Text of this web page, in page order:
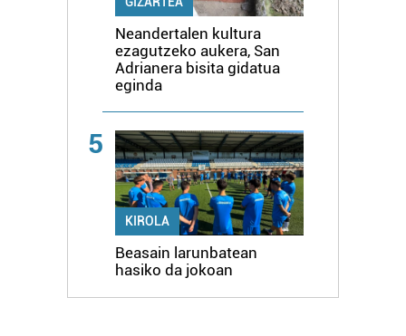
Neandertalen kultura
ezagutzeko aukera, San
Adrianera bisita gidatua
eginda
5
KIROLA
Beasain larunbatean
hasiko da jokoan